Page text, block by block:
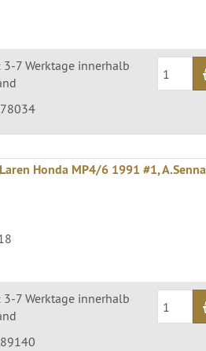
3-7 Werktage innerhalb
Honda MP4/6 1991 #1, A.Senna
3-7 Werktage innerhalb